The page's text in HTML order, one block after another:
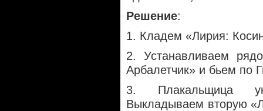
Решение:
1. Кладем «Лирия:
2. Устанавливаем
Арбалетчик» и бьем по
3. Плакальщица
Выкладываем вторую